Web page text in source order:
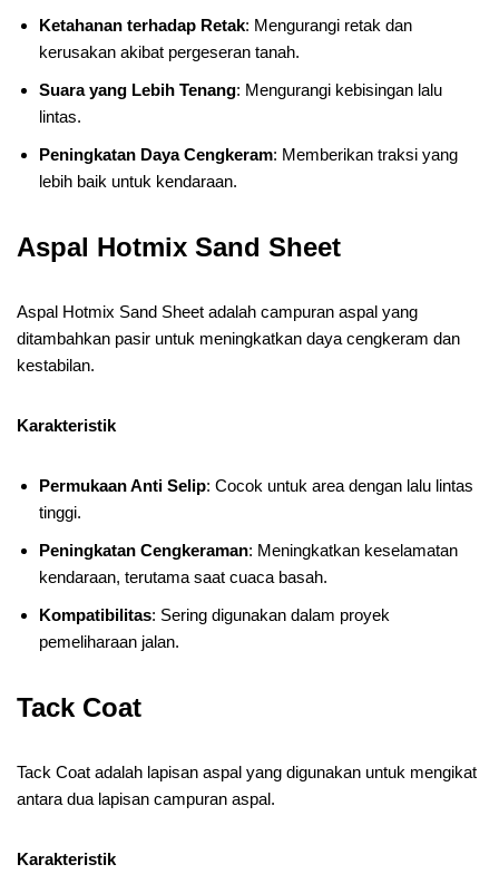
Ketahanan terhadap Retak: Mengurangi retak dan
kerusakan akibat pergeseran tanah.
Suara yang Lebih Tenang: Mengurangi kebisingan lalu
lintas.
Peningkatan Daya Cengkeram: Memberikan traksi yang
lebih baik untuk kendaraan.
Aspal Hotmix Sand Sheet
Aspal Hotmix Sand Sheet adalah campuran aspal yang
ditambahkan pasir untuk meningkatkan daya cengkeram dan
kestabilan.
Karakteristik
Permukaan Anti Selip: Cocok untuk area dengan lalu lintas
tinggi.
Peningkatan Cengkeraman: Meningkatkan keselamatan
kendaraan, terutama saat cuaca basah.
Kompatibilitas: Sering digunakan dalam proyek
pemeliharaan jalan.
Tack Coat
Tack Coat adalah lapisan aspal yang digunakan untuk mengikat
antara dua lapisan campuran aspal.
Karakteristik